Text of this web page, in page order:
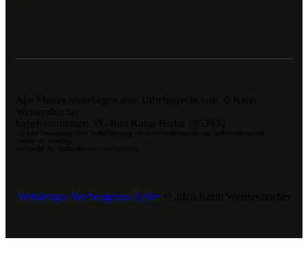
Webdesign: Werbeagentur Zeller